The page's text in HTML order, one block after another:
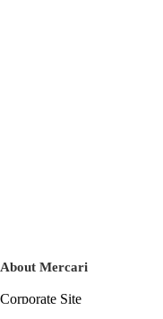
About Mercari
Corporate Site